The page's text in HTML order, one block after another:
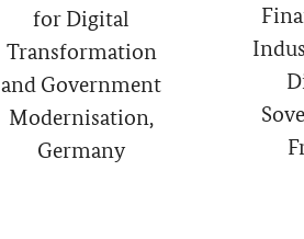
for Digital
Transformation
and Government
Modernisation,
Germany